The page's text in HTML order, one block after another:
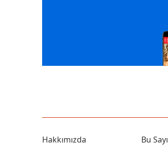
Hakkımızda
Bu Sayı